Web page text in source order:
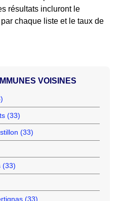
résultats incluront le
chaque liste et le taux de
VOISINES
(33)
(33)
(33)
(33)